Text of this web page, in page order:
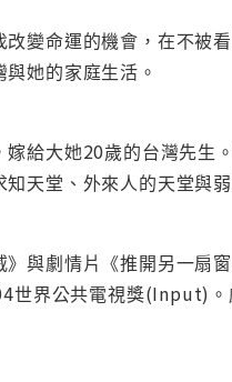
變命運的機會，在不被
她的家庭生活。
給大她20歲的台灣先生
天堂、外來人的天堂與
與劇情片《推開另一扇
世界公共電視獎(Input)